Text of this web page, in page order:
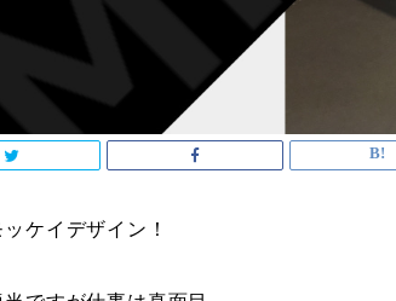
ケイデザイン！